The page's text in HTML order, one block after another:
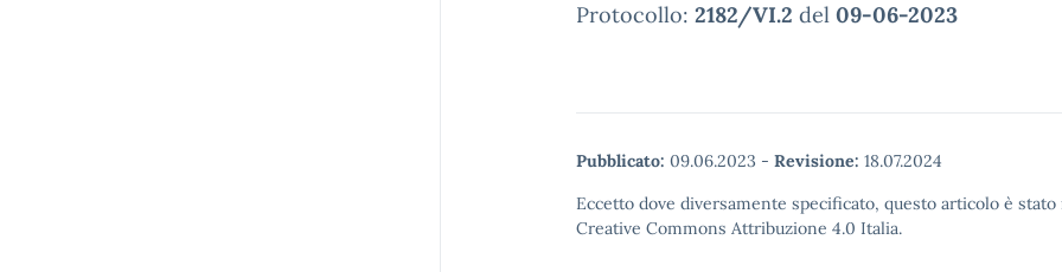
Protocollo: 2182/VI.2 del 09-06-2023
Pubblicato: 09.06.2023 - Revisione: 18.07.2024
Eccetto dove diversamente specificato, questo articolo è
Creative Commons Attribuzione 4.0 Italia.